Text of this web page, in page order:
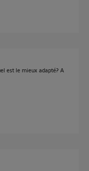
est le mieux adapté? A